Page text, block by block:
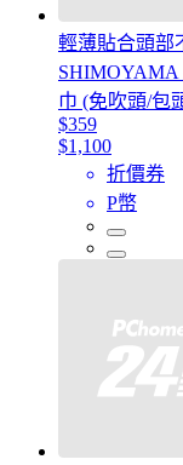
輕薄貼合頭部
巾 (免吹頭/包
$359
$1,100
折價券
P幣